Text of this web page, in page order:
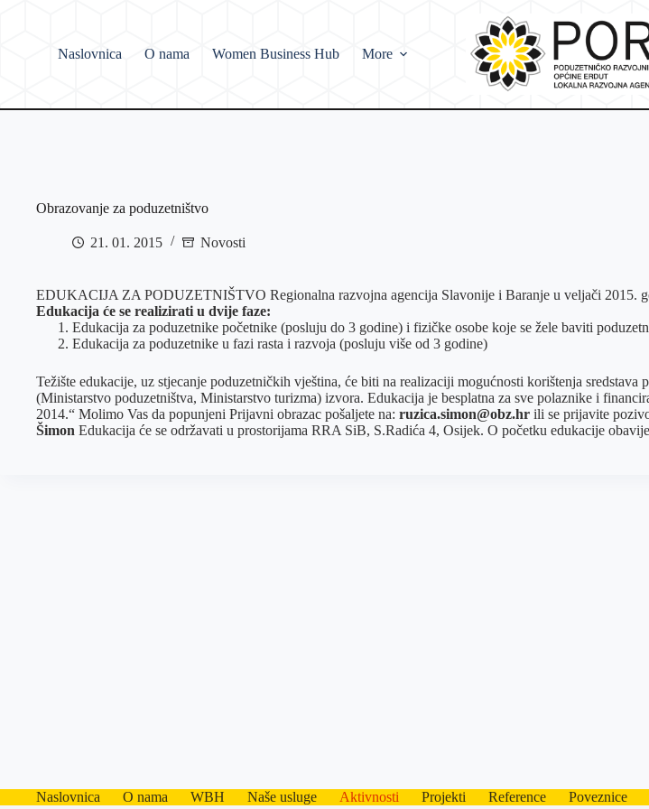
Naslovnica
O nama Women Business Hub More
Obrazovanje za poduzetništvo
21. 01. 2015 Novosti
EDUKACIJA ZA PODUZETNIŠTVO Regionalna razvojna agencija Slavonije i Baranje u veljači 2015.
Edukacija će se realizirati u dvije faze:
Edukacija za poduzetnike početnike (posluju do 3 godine) i fizičke osobe koje se žele baviti
Edukacija za poduzetnike u fazi rasta i razvoja (posluju više od 3 godine)
Težište edukacije, uz stjecanje poduzetničkih vještina, će biti na realizaciji mogućnosti korištenja
(Ministarstvo poduzetništva, Ministarstvo turizma) izvora. Edukacija je besplatna za sve polaznike i
2014.“ Molimo Vas da popunjeni Prijavni obrazac pošaljete na: ruzica.simon@obz.hr ili se prijavite
Šimon Edukacija će se održavati u prostorijama RRA SiB, S.Radića 4, Osijek. O početku edukacije
Naslovnica O nama WBH Naše usluge Aktivnosti Projekti Reference Poveznice